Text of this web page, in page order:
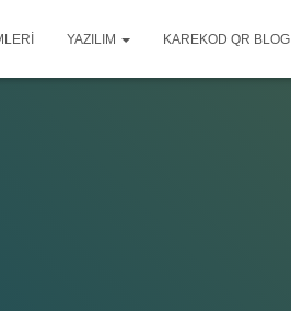
YAZILIM KAREKOD QR BLOG